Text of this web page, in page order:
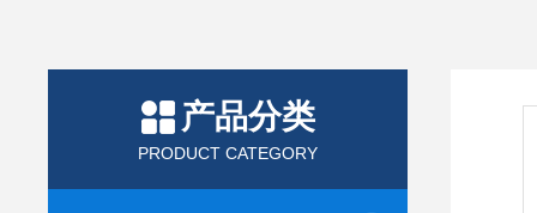
产品分类
PRODUCT CATEGORY
作为LLOYD材料试验机单柱大承载力机型，